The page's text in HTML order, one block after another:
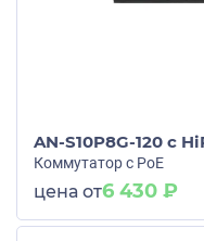
AN-S10P8G-120 c
Коммутатор с PoE
цена от6 430 ₽